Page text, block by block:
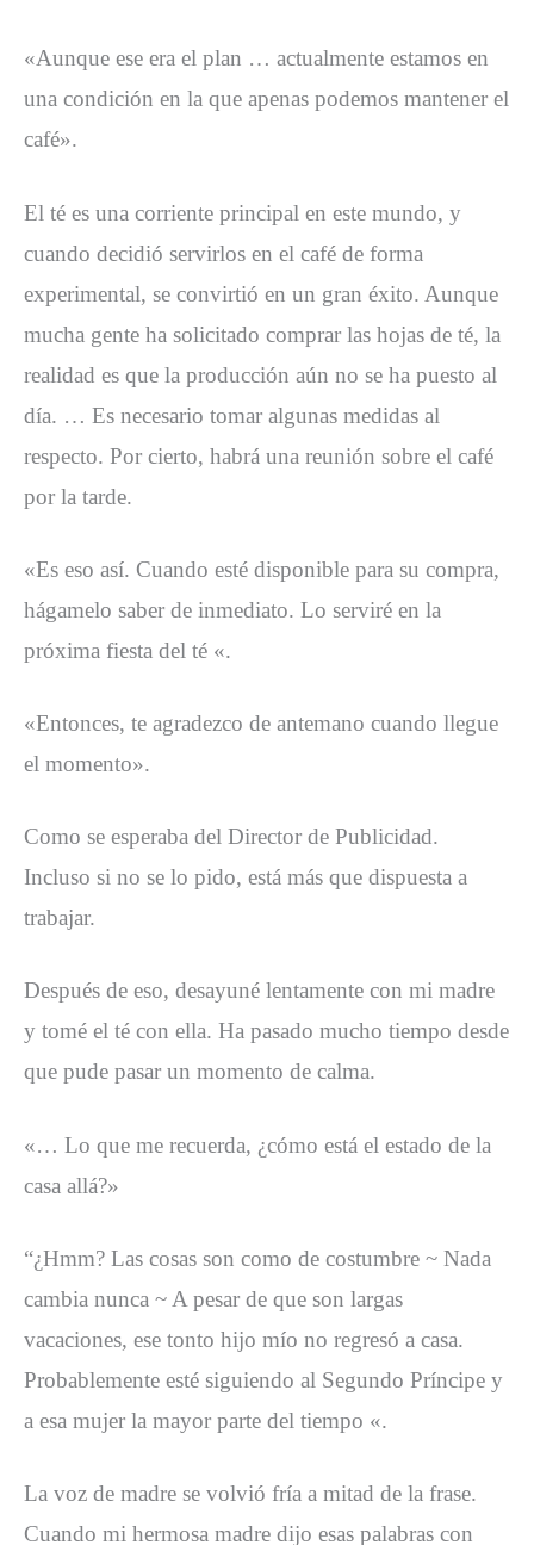
«Aunque ese era el plan … actualmente estamos en
una condición en la que apenas podemos mantener el
café».
El té es una corriente principal en este mundo, y
cuando decidió servirlos en el café de forma
experimental, se convirtió en un gran éxito. Aunque
mucha gente ha solicitado comprar las hojas de té, la
realidad es que la producción aún no se ha puesto al
día. … Es necesario tomar algunas medidas al
respecto. Por cierto, habrá una reunión sobre el café
por la tarde.
«Es eso así. Cuando esté disponible para su compra,
hágamelo saber de inmediato. Lo serviré en la
próxima fiesta del té «.
«Entonces, te agradezco de antemano cuando llegue
el momento».
Como se esperaba del Director de Publicidad.
Incluso si no se lo pido, está más que dispuesta a
trabajar.
Después de eso, desayuné lentamente con mi madre
y tomé el té con ella. Ha pasado mucho tiempo desde
que pude pasar un momento de calma.
«… Lo que me recuerda, ¿cómo está el estado de la
casa allá?»
“¿Hmm? Las cosas son como de costumbre ~ Nada
cambia nunca ~ A pesar de que son largas
vacaciones, ese tonto hijo mío no regresó a casa.
Probablemente esté siguiendo al Segundo Príncipe y
a esa mujer la mayor parte del tiempo «.
La voz de madre se volvió fría a mitad de la frase.
Cuando mi hermosa madre dijo esas palabras con